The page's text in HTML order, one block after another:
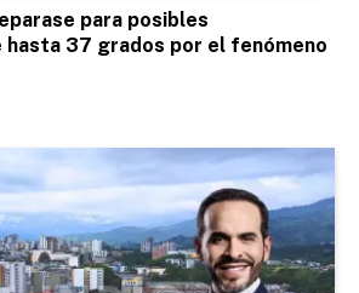
para posibles
37 grados por el fenómeno